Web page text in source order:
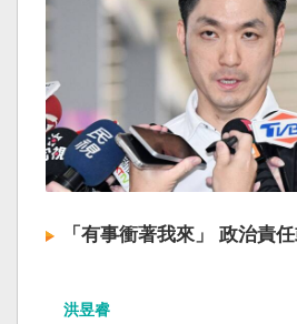
「有事衝著我來」 政治責
洪昱睿